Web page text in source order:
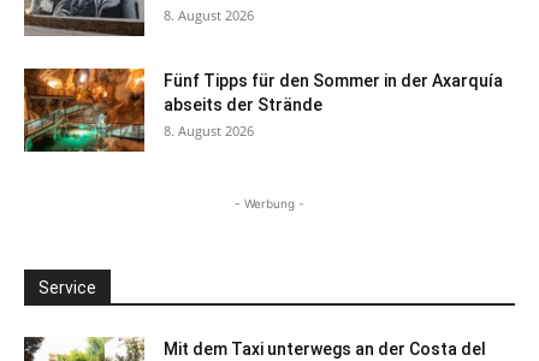
8. August 2026
Fünf Tipps für den Sommer in der Axarquía
abseits der Strände
8. August 2026
- Werbung -
Service
Mit dem Taxi unterwegs an der Costa del